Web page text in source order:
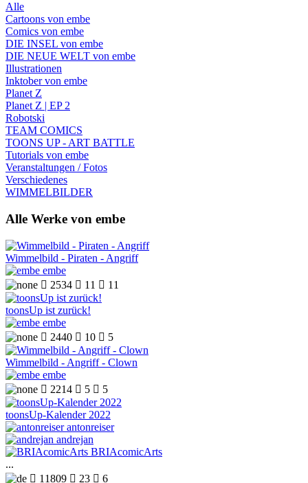
Alle
Cartoons von embe
Comics von embe
DIE INSEL von embe
DIE NEUE WELT von embe
Illustrationen
Inktober von embe
Planet Z
Planet Z | EP 2
Robotski
TEAM COMICS
TOONS UP - ART BATTLE
Tutorials von embe
Veranstaltungen / Fotos
Verschiedenes
WIMMELBILDER
Alle Werke von embe
Wimmelbild - Piraten - Angriff
embe
 2534  11  11
toonsUp ist zurück!
embe
 2440  10  5
Wimmelbild - Angriff - Clown
embe
 2214  5  5
toonsUp-Kalender 2022
antonreiser
andrejan
BRIAcomicArts
...
 11809  23  6